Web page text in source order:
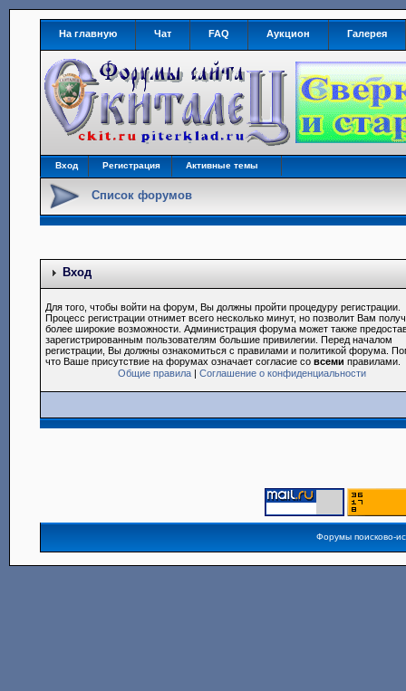
На главную Чат FAQ Аукцион Галерея
Вход Регистрация Активные темы
Список форумов
Вход
Для того, чтобы войти на форум, Вы должны пройти процедуру регистрации.
Процесс регистрации отнимет всего несколько минут, но позволит Вам
более широкие возможности. Администрация форума может также
зарегистрированным пользователям большие привилегии. Перед началом
регистрации, Вы должны ознакомиться с правилами и политикой форума.
что Ваше присутствие на форумах означает согласие совсеми правилами.
Общие правила |Соглашение о конфиденциальности
Форумы поисково-